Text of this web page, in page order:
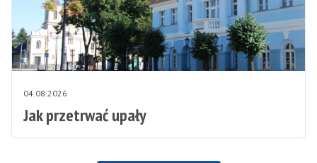
04.08.2026
Jak przetrwać upały